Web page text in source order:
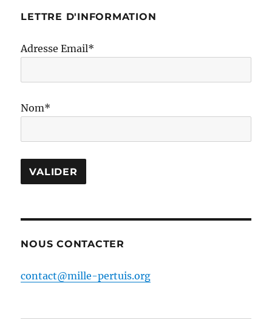
LETTRE D'INFORMATION
Adresse Email*
Nom*
NOUS CONTACTER
contact@mille-pertuis.org